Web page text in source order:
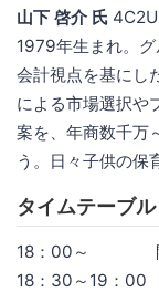
山下 啓介 氏
1979年生まれ。
会計視点を基にし
による市場選択や
案を、年商数千万
う。日々子供の保
タイムテーブル
18：00～
18：30～19：00